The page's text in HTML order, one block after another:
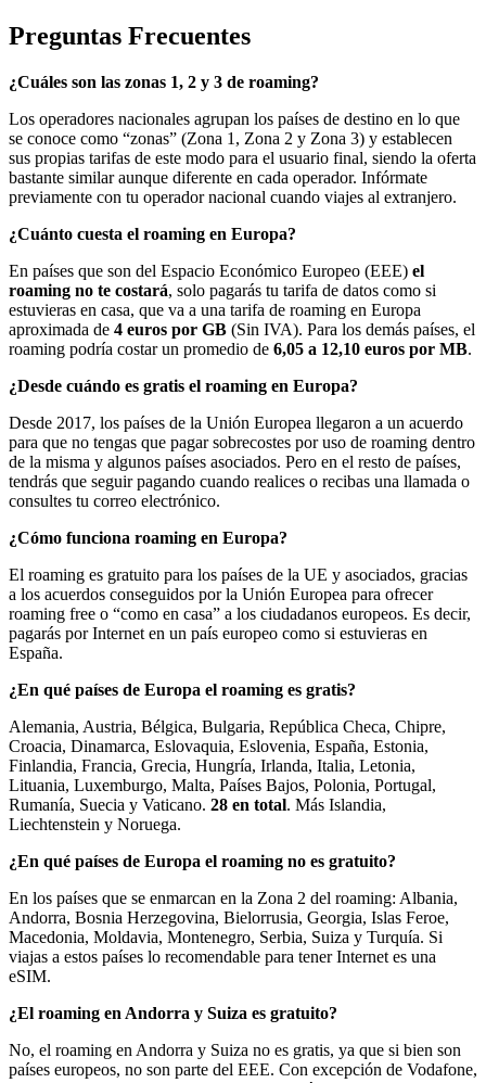
Preguntas Frecuentes
¿Cuáles son las zonas 1, 2 y 3 de roaming?
Los operadores nacionales agrupan los países de destino en lo que
se conoce como “zonas” (Zona 1, Zona 2 y Zona 3) y establecen
sus propias tarifas de este modo para el usuario final, siendo la oferta
bastante similar aunque diferente en cada operador. Infórmate
previamente con tu operador nacional cuando viajes al extranjero.
¿Cuánto cuesta el roaming en Europa?
En países que son del Espacio Económico Europeo (EEE) el
roaming no te costará, solo pagarás tu tarifa de datos como si
estuvieras en casa, que va a una tarifa de roaming en Europa
aproximada de 4 euros por GB (Sin IVA). Para los demás países, el
roaming podría costar un promedio de 6,05 a 12,10 euros por MB.
¿Desde cuándo es gratis el roaming en Europa?
Desde 2017, los países de la Unión Europea llegaron a un acuerdo
para que no tengas que pagar sobrecostes por uso de roaming dentro
de la misma y algunos países asociados. Pero en el resto de países,
tendrás que seguir pagando cuando realices o recibas una llamada o
consultes tu correo electrónico.
¿Cómo funciona roaming en Europa?
El roaming es gratuito para los países de la UE y asociados, gracias
a los acuerdos conseguidos por la Unión Europea para ofrecer
roaming free o “como en casa” a los ciudadanos europeos. Es decir,
pagarás por Internet en un país europeo como si estuvieras en
España.
¿En qué países de Europa el roaming es gratis?
Alemania, Austria, Bélgica, Bulgaria, República Checa, Chipre,
Croacia, Dinamarca, Eslovaquia, Eslovenia, España, Estonia,
Finlandia, Francia, Grecia, Hungría, Irlanda, Italia, Letonia,
Lituania, Luxemburgo, Malta, Países Bajos, Polonia, Portugal,
Rumanía, Suecia y Vaticano. 28 en total. Más Islandia,
Liechtenstein y Noruega.
¿En qué países de Europa el roaming no es gratuito?
En los países que se enmarcan en la Zona 2 del roaming: Albania,
Andorra, Bosnia Herzegovina, Bielorrusia, Georgia, Islas Feroe,
Macedonia, Moldavia, Montenegro, Serbia, Suiza y Turquía. Si
viajas a estos países lo recomendable para tener Internet es una
eSIM.
¿El roaming en Andorra y Suiza es gratuito?
No, el roaming en Andorra y Suiza no es gratis, ya que si bien son
países europeos, no son parte del EEE. Con excepción de Vodafone,